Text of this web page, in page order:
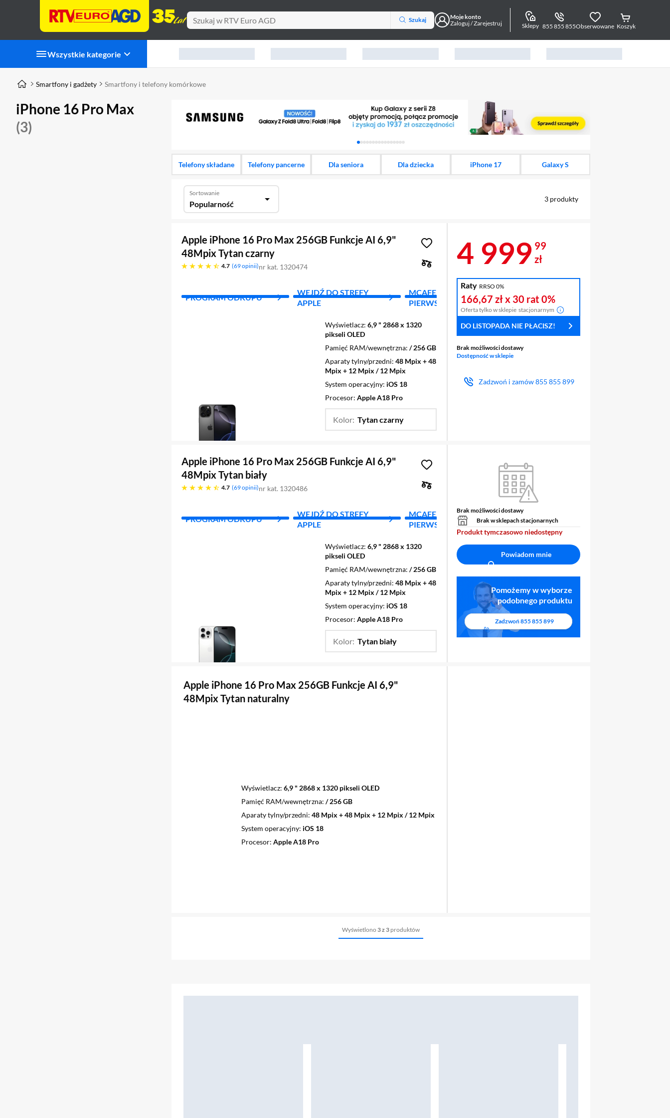
Szukaj
Moje konto
Zaloguj / Zarejestruj
Sklepy 855 855 855Obserwowane Koszyk
Wszystkie kategorie
Karuzela z banerami, aktualny element 1 z 16
Smartfony i gadżety Smartfony i telefony komórkowe
iPhone 16 Pro Max
(3)
Telefony składane Telefony pancerne Dla seniora Dla dziecka iPhone 17 Galaxy S
Sortowanie
Popularność 3 produkty
Apple iPhone 16 Pro Max 256GB Funkcje AI 6,9"
48Mpix Tytan czarny
4.7
4.7 gwiazdek 69 opinii nr kat. 1320474
PROGRAM ODKUPU
WEJDŹ DO STREFY
APPLE
MCAFEE - 1 ZŁ ZA
PIERWSZY MIES.
ABONAMENT
Wyświetlacz 6,9 " 2868 x 1320
pikseli OLED
Pamięć RAM/wewnętrzna / 256 GB
Aparaty tylny/przedni 48 Mpix + 48
Mpix + 12 Mpix / 12 Mpix
System operacyjny iOS 18
Procesor Apple A18 Pro
Kolor: Tytan czarny
Tytan biały,
Cena 4 999,99
4 999 99
zł
Raty RRSO 0%
166,67 złx 30 rat0%
Oferta tylko w sklepie stacjonarnym
DO LISTOPADA NIE PŁACISZ!
Brak możliwości dostawy
Dostępność w sklepie
Zadzwoń i zamów855 855 899
Apple iPhone 16 Pro Max 256GB Funkcje AI 6,9"
48Mpix Tytan biały
4.7
4.7 gwiazdek 69 opinii nr kat. 1320486
PROGRAM ODKUPU
WEJDŹ DO STREFY
APPLE
MCAFEE - 1 ZŁ ZA
PIERWSZY MIES.
SPRAWDŹ
ABONAMENT
Wyświetlacz 6,9 " 2868 x 1320
pikseli OLED
Pamięć RAM/wewnętrzna / 256 GB
Aparaty tylny/przedni 48 Mpix + 48
Mpix + 12 Mpix / 12 Mpix
System operacyjny iOS 18
Procesor Apple A18 Pro
Kolor: Tytan biały
Tytan czarny,
Brak możliwości dostawy
Brak w sklepach stacjonarnych
Produkt tymczasowo niedostępny
Powiadom mnie
Pomożemy w wyborze
podobnego produktu
Zadzwoń855 855 899
Apple iPhone 16 Pro Max 256GB Funkcje AI 6,9"
48Mpix Tytan naturalny
Wyświetlacz 6,9 " 2868 x 1320 pikseli OLED
Pamięć RAM/wewnętrzna / 256 GB
Aparaty tylny/przedni 48 Mpix + 48 Mpix + 12 Mpix / 12 Mpix
System operacyjny iOS 18
Procesor Apple A18 Pro
Wyświetlono 3 z 3 produktów